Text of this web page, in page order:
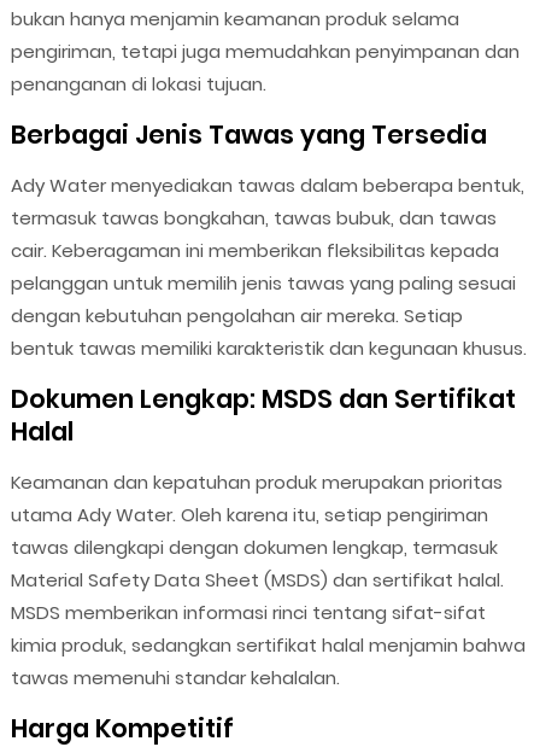
bukan hanya menjamin keamanan produk selama
pengiriman, tetapi juga memudahkan penyimpanan dan
penanganan di lokasi tujuan.
Berbagai Jenis Tawas yang Tersedia
Ady Water menyediakan tawas dalam beberapa bentuk,
termasuk tawas bongkahan, tawas bubuk, dan tawas
cair. Keberagaman ini memberikan fleksibilitas kepada
pelanggan untuk memilih jenis tawas yang paling sesuai
dengan kebutuhan pengolahan air mereka. Setiap
bentuk tawas memiliki karakteristik dan kegunaan khusus.
Dokumen Lengkap: MSDS dan Sertifikat
Halal
Keamanan dan kepatuhan produk merupakan prioritas
utama Ady Water. Oleh karena itu, setiap pengiriman
tawas dilengkapi dengan dokumen lengkap, termasuk
Material Safety Data Sheet (MSDS) dan sertifikat halal.
MSDS memberikan informasi rinci tentang sifat-sifat
kimia produk, sedangkan sertifikat halal menjamin bahwa
tawas memenuhi standar kehalalan.
Harga Kompetitif